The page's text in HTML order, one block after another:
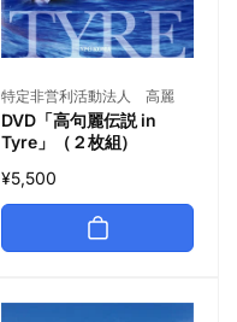
特定非営利活動法人 高麗
DVD「高句麗伝説 in
Tyre」（２枚組）
¥5,500